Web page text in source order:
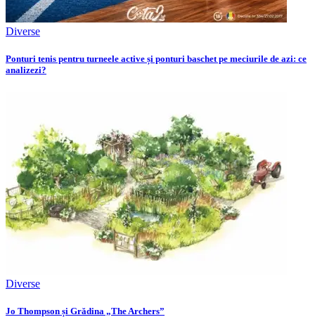
Diverse
Ponturi tenis pentru turneele active și ponturi baschet pe meciurile de azi: ce
analizezi?
Diverse
Jo Thompson și Grădina „The Archers”